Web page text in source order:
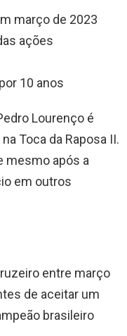
março de 2023
ações
10 anos
Lourenço é
Toca da Raposa II.
mesmo após a
em outros
entre março
de aceitar um
brasileiro